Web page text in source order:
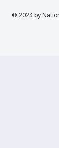
© 2023 by